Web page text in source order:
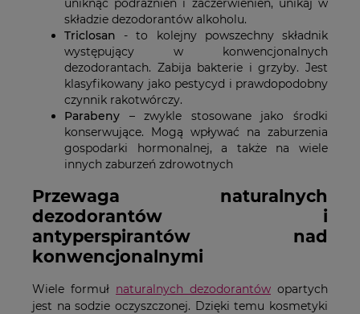
uniknąć podrażnień i zaczerwienień, unikaj w
składzie dezodorantów alkoholu.
Triclosan - to kolejny powszechny składnik
występujący w konwencjonalnych
dezodorantach. Zabija bakterie i grzyby. Jest
klasyfikowany jako pestycyd i prawdopodobny
czynnik rakotwórczy.
Parabeny – zwykle stosowane jako środki
konserwujące. Mogą wpływać na zaburzenia
gospodarki hormonalnej, a także na wiele
innych zaburzeń zdrowotnych
Przewaga naturalnych
dezodorantów i
antyperspirantów nad
konwencjonalnymi
Wiele formuł naturalnych dezodorantów opartych
jest na sodzie oczyszczonej. Dzięki temu kosmetyki